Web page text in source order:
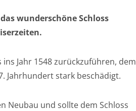
wunderschöne Schloss
Jahr 1548 zurückzuführen, dem
Jahrhundert stark beschädigt.
Neubau und sollte dem Schloss